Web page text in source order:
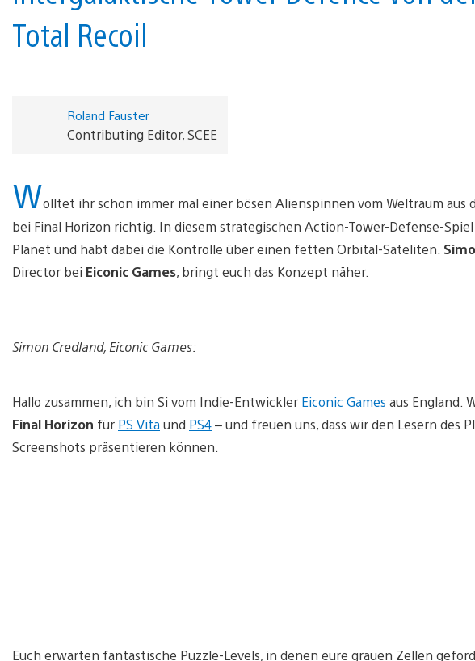
Total Recoil
Roland Fauster
Contributing Editor, SCEE
Wolltet ihr schon immer mal einer bösen Alienspinnen vom Weltraum aus
bei Final Horizon richtig. In diesem strategischen Action-Tower-Defense-
Planet und habt dabei die Kontrolle über einen fetten Orbital-Sateliten.
Director bei Eiconic Games, bringt euch das Konzept näher.
Simon Credland, Eiconic Games:
Hallo zusammen, ich bin Si vom Indie-Entwickler Eiconic Games aus England.
Final Horizon für PS Vitaund PS4– und freuen uns, dass wir den Lesern des
Screenshots präsentieren können.
Euch erwarten fantastische Puzzle-Levels, in denen eure grauen Zellen